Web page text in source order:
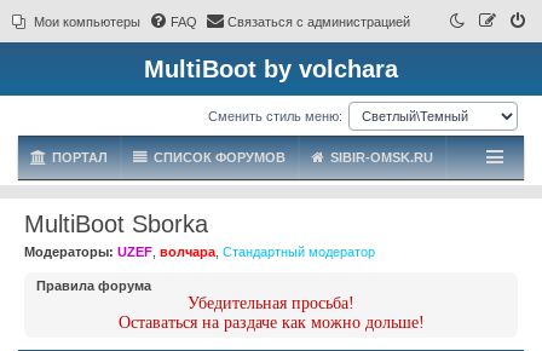
Мои компьютеры FAQ Связаться с администрацией
MultiBoot by volchara
Сменить стиль меню:
ПОРТАЛ СПИСОК ФОРУМОВ SIBIR-OMSK.RU
MultiBoot Sborka
Модераторы: UZEF волчара Стандартный модератор
Правила форума
Убедительная просьба!
Оставаться на раздаче как можно дольше!